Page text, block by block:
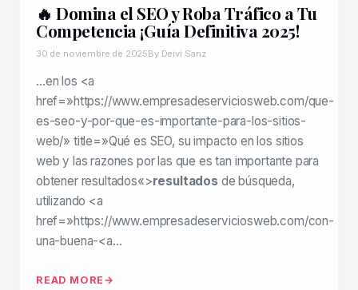
🔥 Domina el SEO y Roba Tráfico a Tu
Competencia ¡Guía Definitiva 2025!
30 de noviembre de 2025By Deivi Sanz
…en los <a
href=»https://www.empresadeserviciosweb.com/que-
es-seo-y-por-que-es-importante-para-los-sitios-
web/» title=»Qué es SEO, su impacto en los sitios
web y las razones por las que es tan importante para
obtener resultados«>resultadosde búsqueda,
utilizando <a
href=»https://www.empresadeserviciosweb.com/con-
una-buena-<a…
READ MORE